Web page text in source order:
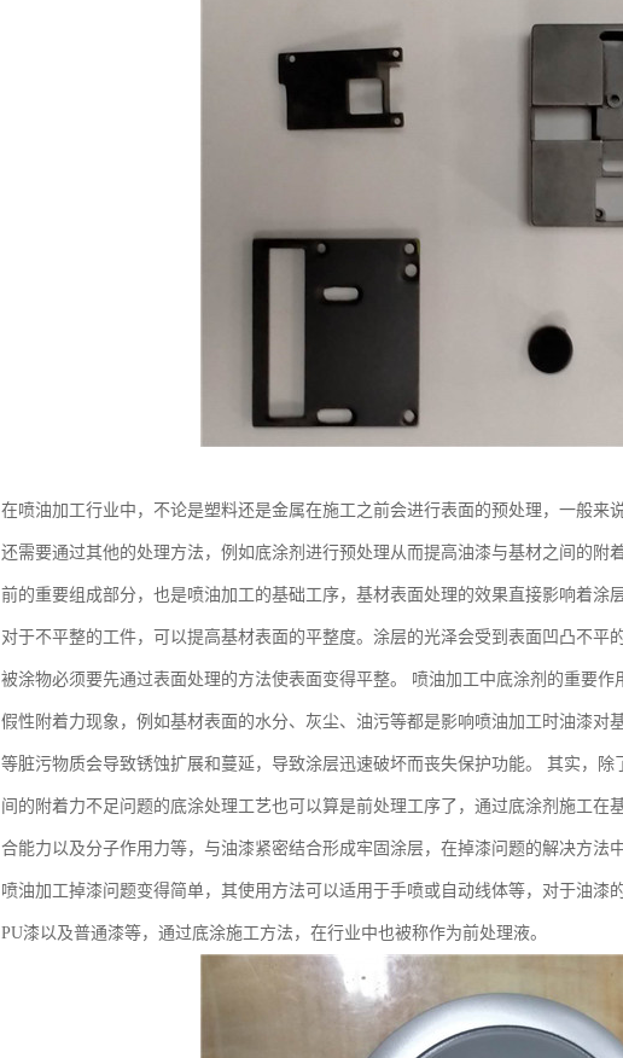
在喷油加工行业中，不论是塑料还是金属在施工之前会进行表面的预处理，一般来
还需要通过其他的处理方法，例如底涂剂进行预处理从而提高油漆与基材之间的附
前的重要组成部分，也是喷油加工的基础工序，基材表面处理的效果直接影响着涂
对于不平整的工件，可以提高基材表面的平整度。涂层的光泽会受到表面凹凸不平
被涂物必须要先通过表面处理的方法使表面变得平整。 喷油加工中底涂剂的重要
假性附着力现象，例如基材表面的水分、灰尘、油污等都是影响喷油加工时油漆对
等脏污物质会导致锈蚀扩展和蔓延，导致涂层迅速破坏而丧失保护功能。 其实，
间的附着力不足问题的底涂处理工艺也可以算是前处理工序了，通过底涂剂施工在
合能力以及分子作用力等，与油漆紧密结合形成牢固涂层，在掉漆问题的解决方法
喷油加工掉漆问题变得简单，其使用方法可以适用于手喷或自动线体等，对于油漆
PU漆以及普通漆等，通过底涂施工方法，在行业中也被称作为前处理液。